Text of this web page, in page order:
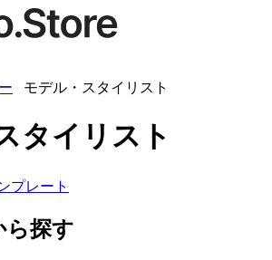
モデル・スタイリスト
タイリスト
プレート
ら探す